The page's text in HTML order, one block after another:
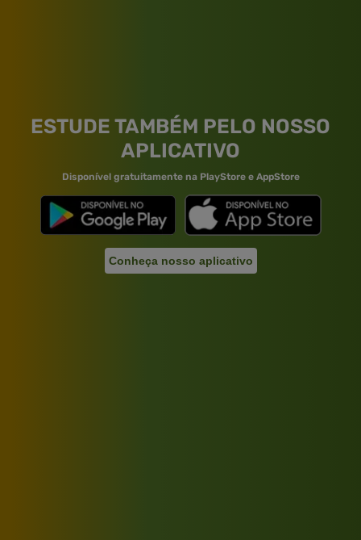
ESTUDE TAMBÉM PELO NOSSO
APLICATIVO
Disponível gratuitamente na PlayStore e AppStore
Conheça nosso aplicativo